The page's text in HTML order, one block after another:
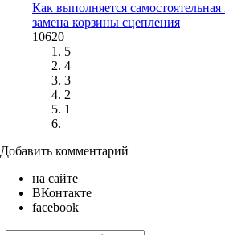
Как выполняется
замена корзины сцепления
10620
5
4
3
2
1
Добавить комментарий
на сайте
ВКонтакте
facebook